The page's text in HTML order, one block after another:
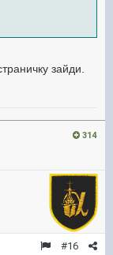
зайди.
314
#16